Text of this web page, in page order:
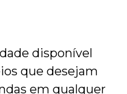
disponível
que desejam
em qualquer